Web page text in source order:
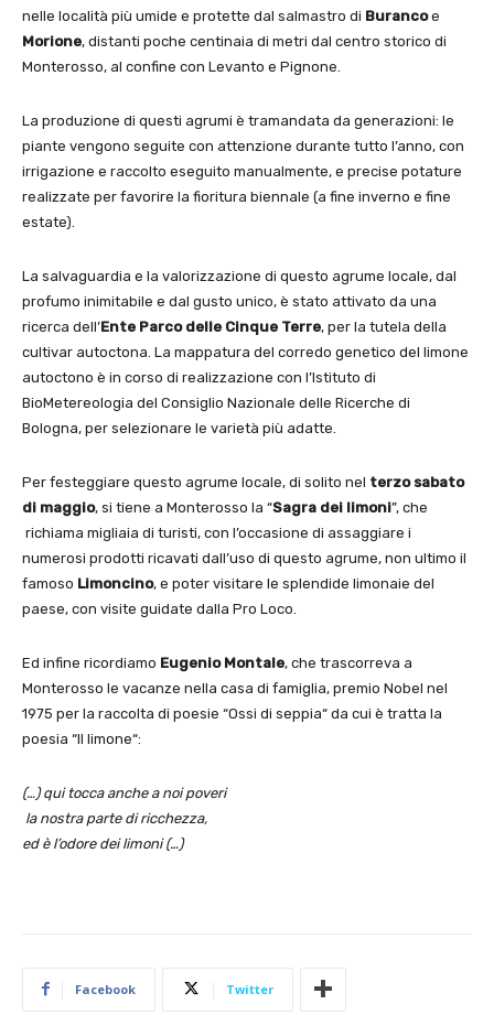
nelle località più umide e protette dal salmastro di Burancoe
Morione, distanti poche centinaia di metri dal centro storico di
Monterosso, al confine con Levanto e Pignone.
La produzione di questi agrumi è tramandata da generazioni: le
piante vengono seguite con attenzione durante tutto l’anno, con
irrigazione e raccolto eseguito manualmente, e precise potature
realizzate per favorire la fioritura biennale (a fine inverno e fine
estate).
La salvaguardia e la valorizzazione di questo agrume locale, dal
profumo inimitabile e dal gusto unico, è stato attivato da una
ricerca dell’Ente Parco delle Cinque Terre, per la tutela della
cultivar autoctona. La mappatura del corredo genetico del limone
autoctono è in corso di realizzazione con l’Istituto di
BioMetereologia del Consiglio Nazionale delle Ricerche di
Bologna, per selezionare le varietà più adatte.
Per festeggiare questo agrume locale, di solito nel terzo sabato
di maggio, si tiene a Monterosso la “Sagra dei limoni”, che
richiama migliaia di turisti, con l’occasione di assaggiare i
numerosi prodotti ricavati dall’uso di questo agrume, non ultimo il
famoso Limoncino, e poter visitare le splendide limonaie del
paese, con visite guidate dalla Pro Loco.
Ed infine ricordiamo Eugenio Montale, che trascorreva a
Monterosso le vacanze nella casa di famiglia, premio Nobel nel
1975 per la raccolta di poesie “Ossi di seppia“ da cui è tratta la
poesia “Il limone“:
(…) qui tocca anche a noi poveri
la nostra parte di ricchezza,
ed è l’odore dei limoni (…)
Facebook Twitter